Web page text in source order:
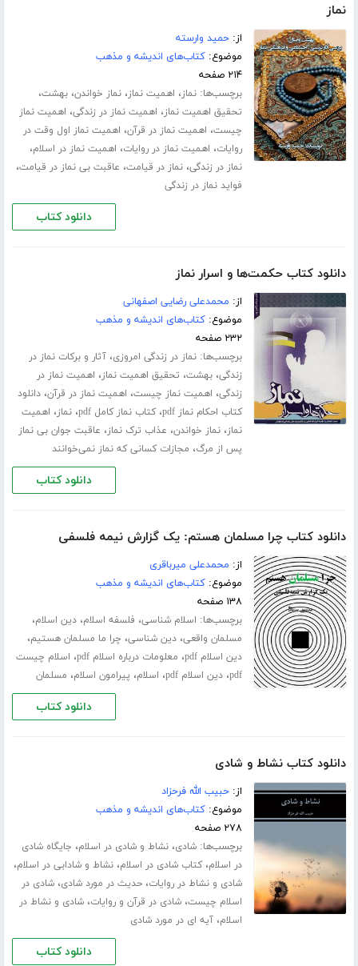
نماز
از:حمید وارسته
موضوع:کتاب‌های اندیشه و مذهب
۲۱۴ صفحه
برچسب‌ها:نماز، اهمیت نماز،نماز خواندن،بهشت،
تحقیق اهمیت نماز، اهمیت نماز در زندگی، اهمیت نماز
چیست، اهمیت نماز در قرآن، اهمیت نماز اول وقت در
روایات، اهمیت نماز در روایات، اهمیت نماز در اسلام،
نماز در زندگی،نماز در قیامت، عاقبت بی نماز در قیامت،
فواید نماز در زندگی
دانلود کتاب
دانلود کتاب حکمت‌ها و اسرار نماز
از: محمدعلی رضایی اصفهانی
موضوع:کتاب‌های اندیشه و مذهب
۲۳۲ صفحه
برچسب‌ها:نماز در زندگی امروزی،آثار و برکات نماز در
زندگی،بهشت، تحقیق اهمیت نماز، اهمیت نماز در
زندگی، اهمیت نماز چیست، اهمیت نماز در قرآن،دانلود
کتاب احکام نماز pdf
،کتاب نماز کامل pdf ،نماز، اهمیت
نماز،نماز خواندن، عذاب ترک نماز، عاقبت جوان بی نماز
پس از مرگ، مجازات کسانی که نماز نمی‌خوانند
دانلود کتاب
دانلود کتاب چرا مسلمان هستم: یک گزارش نیمه فلسفی
از: محمدعلی میرباقری
موضوع:کتاب‌های اندیشه و مذهب
۱۳۸ صفحه
برچسب‌ها: اسلام شناسی، فلسفه اسلام،دین اسلام،
مسلمان واقعی،دین شناسی، چرا ما مسلمان هستیم،
دین اسلام pdf ، معلومات درباره اسلام pdf ، اسلام چیست
pdf،دین اسلام pdf ، اسلام، پیرامون اسلام، مسلمان
دانلود کتاب
دانلود کتاب نشاط و شادی
از:حبیب الله فرحزاد
موضوع:کتاب‌های اندیشه و مذهب
۲۷۸ صفحه
برچسب‌ها:شادی،نشاط و شادی در اسلام، جایگاه شادی
در اسلام،کتاب شادی در اسلام،نشاط و شادابی در اسلام،
شادی و نشاط در روایات،حدیث در مورد شادی،شادی در
اسلام چیست،شادی در قرآن و روایات،شادی و نشاط در
اسلام،آیه ای در مورد شادی
دانلود کتاب